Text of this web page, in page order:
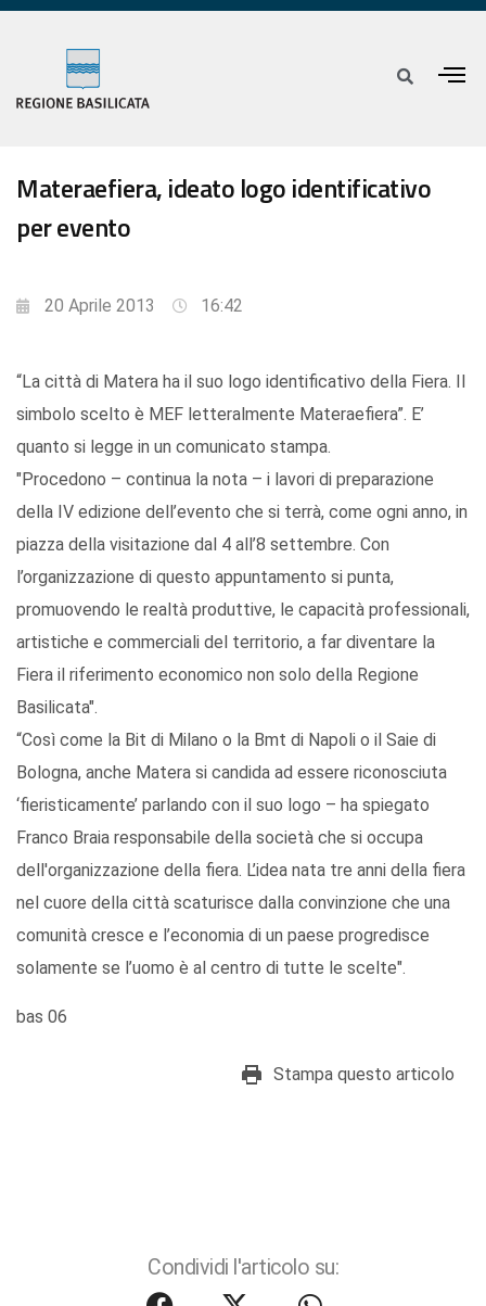
Materaefiera, ideato logo identificativo
per evento
20 Aprile 2013 16:42
“La città di Matera ha il suo logo identificativo della Fiera. Il
simbolo scelto è MEF letteralmente Materaefiera”. E’
quanto si legge in un comunicato stampa.
"Procedono – continua la nota – i lavori di preparazione
della IV edizione dell’evento che si terrà, come ogni anno, in
piazza della visitazione dal 4 all’8 settembre. Con
l’organizzazione di questo appuntamento si punta,
promuovendo le realtà produttive, le capacità professionali,
artistiche e commerciali del territorio, a far diventare la
Fiera il riferimento economico non solo della Regione
Basilicata".
“Così come la Bit di Milano o la Bmt di Napoli o il Saie di
Bologna, anche Matera si candida ad essere riconosciuta
‘fieristicamente’ parlando con il suo logo – ha spiegato
Franco Braia responsabile della società che si occupa
dell'organizzazione della fiera. L’idea nata tre anni della fiera
nel cuore della città scaturisce dalla convinzione che una
comunità cresce e l’economia di un paese progredisce
solamente se l’uomo è al centro di tutte le scelte".
bas 06
Stampa questo articolo
Condividi l'articolo su: